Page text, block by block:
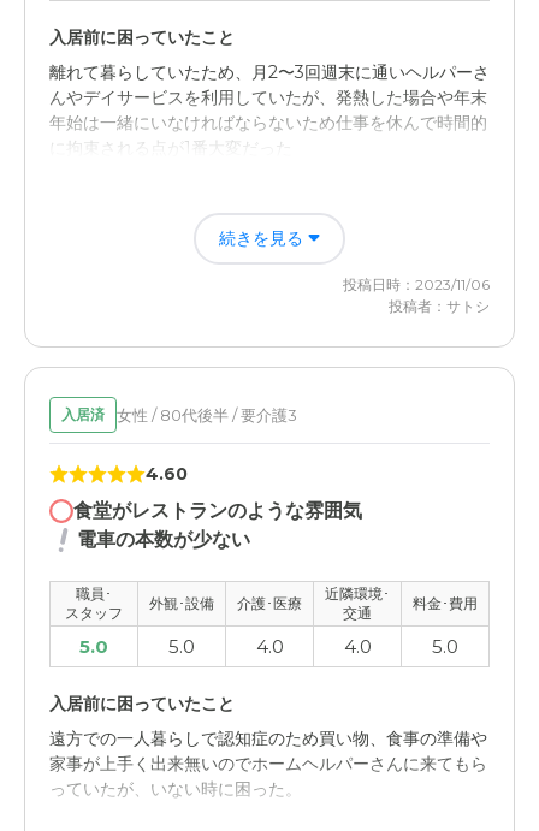
介護医療サービスについて
ゆっくりゆっくりと一つ一つ丁寧で、相手の言葉も気持ち
よく耳を傾けてくださり、とても良いと思いました
便もよく、そこに行くのには助かります
とても入所しやし料金だと思います。自分の要求にしオプ
入居前に困っていたこと
離れて暮らしていたため、月2〜3回週末に通いヘルパーさ
んやデイサービスを利用していたが、発熱した場合や年末
年始は一緒にいなければならないため仕事を休んで時間的
に拘束される点が1番大変だった
24時間対応で身の回りの事を面倒見てくれるようにな
り、時間的に拘束が追い幅に減少したため。また、食事や
服薬の管理もしてもらえ美容院や他の入居者とのコミュニ
ケーションがあるため心理的にも負担が減少したので。
介護付き有料老人ホーム 靎見の鄕の評価
施設全体と個室及びトイレ等の清掃が徹底されていて清潔
感安心感が得られる。月に一度の予約制美容室やボランテ
あり本人にとっても良かったのではないかと思った。
職員・スタッフ・他入居者の雰囲気について
スタッフの定着率は高くないようだったが、皆さん優しく
迅速に対応するように教育が行き届いている。また、頻繁
位声がけをしてくださり、すごく安まる印象が強い。
十分なスペースが確保されていて会いに行っても部屋で十
分一緒に過ごせる。食堂も4人毎のテーブルになっていて
寮の食堂的イメージは全くない街中のレストランのような
続きを見る
投稿日時：2023/11/06
投稿者：サトシ
入居済 女性 / 80代後半 / 要介護3
4.60
食堂がレストランのような雰囲気
電車の本数が少ない
職員･
スタッフ
外観･設備 介護･医療
近隣環境･
交通
料金･費用
5.0 5.0 4.0 4.0 5.0
入居前に困っていたこと
遠方での一人暮らしで認知症のため買い物、食事の準備や
家事が上手く出来無いのでホームヘルパーさんに来てもら
っていたが、いない時に困った。